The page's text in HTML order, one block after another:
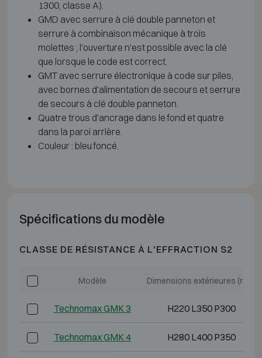
1300, classe A).
GMD avec serrure à clé double panneton et
serrure à combinaison mécanique à trois
molettes ; l'ouverture n'est possible avec la clé
que lorsque le code est correct.
GMT avec serrure électronique à code sur piles,
avec bornes d'alimentation de secours et serrure
de secours à clé double panneton.
Quatre trous d'ancrage dans le fond et quatre
dans la paroi arrière.
Couleur : bleu foncé.
Spécifications du modèle
CLASSE DE RÉSISTANCE À L'EFFRACTION S2
Modèle Dimensions extérieures (mm)
Technomax GMK 3 H220 L350 P300
Technomax GMK 4 H280 L400 P350